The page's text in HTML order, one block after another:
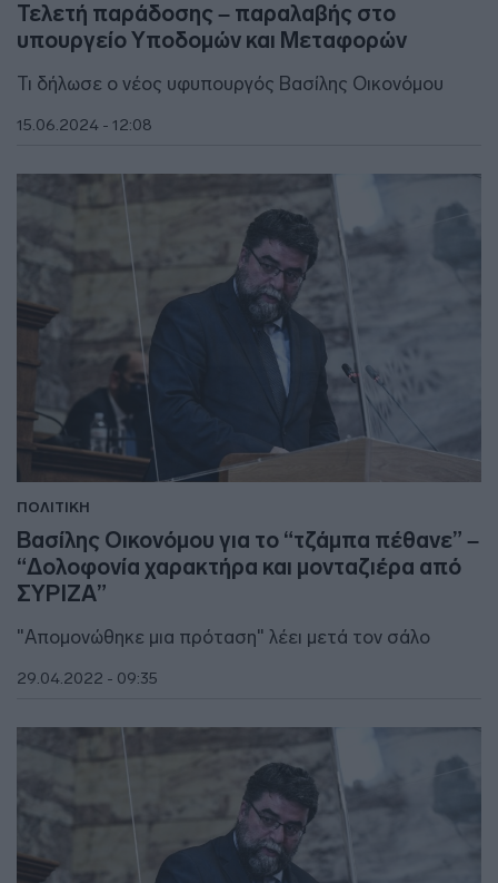
Τελετή παράδοσης – παραλαβής στο
υπουργείο Υποδομών και Μεταφορών
Τι δήλωσε ο νέος υφυπουργός Βασίλης Οικονόμου
15.06.2024 - 12:08
ΠΟΛΙΤΙΚΗ
Βασίλης Οικονόμου για το “τζάμπα πέθανε” –
“Δολοφονία χαρακτήρα και μονταζιέρα από
ΣΥΡΙΖΑ”
"Απομονώθηκε μια πρόταση" λέει μετά τον σάλο
29.04.2022 - 09:35